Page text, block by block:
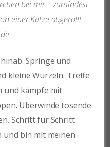
bei mir – zumindest
einer Katze abgerollt
Springe und
kleine Wurzeln. Treffe
und kämpfe mit
Überwinde tosende
Schritt für Schritt
und bin mit meinen